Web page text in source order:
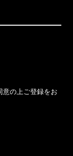
意の上ご登録をお